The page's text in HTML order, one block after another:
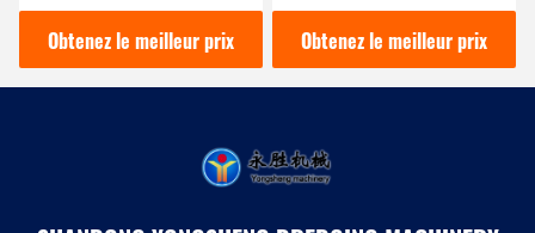
dragage de sable avec
une apparence blanche
Obtenez le meilleur prix
pouces pour le dragage de
sable dans la rivière
Obtenez le meilleur prix